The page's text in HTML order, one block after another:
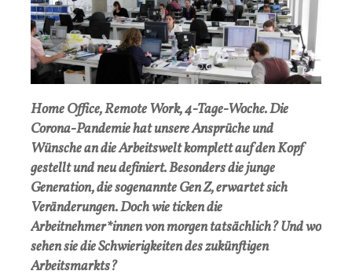
Home Office, Remote Work, 4-Tage-Woche. Die
Corona-Pandemie hat unsere Ansprüche und
Wünsche an die Arbeitswelt komplett auf den Kopf
gestellt und neu definiert. Besonders die junge
Generation, die sogenannte Gen Z, erwartet sich
Veränderungen. Doch wie ticken die
Arbeitnehmer*innen von morgen tatsächlich? Und wo
sehen sie die Schwierigkeiten des zukünftigen
Arbeitsmarkts?